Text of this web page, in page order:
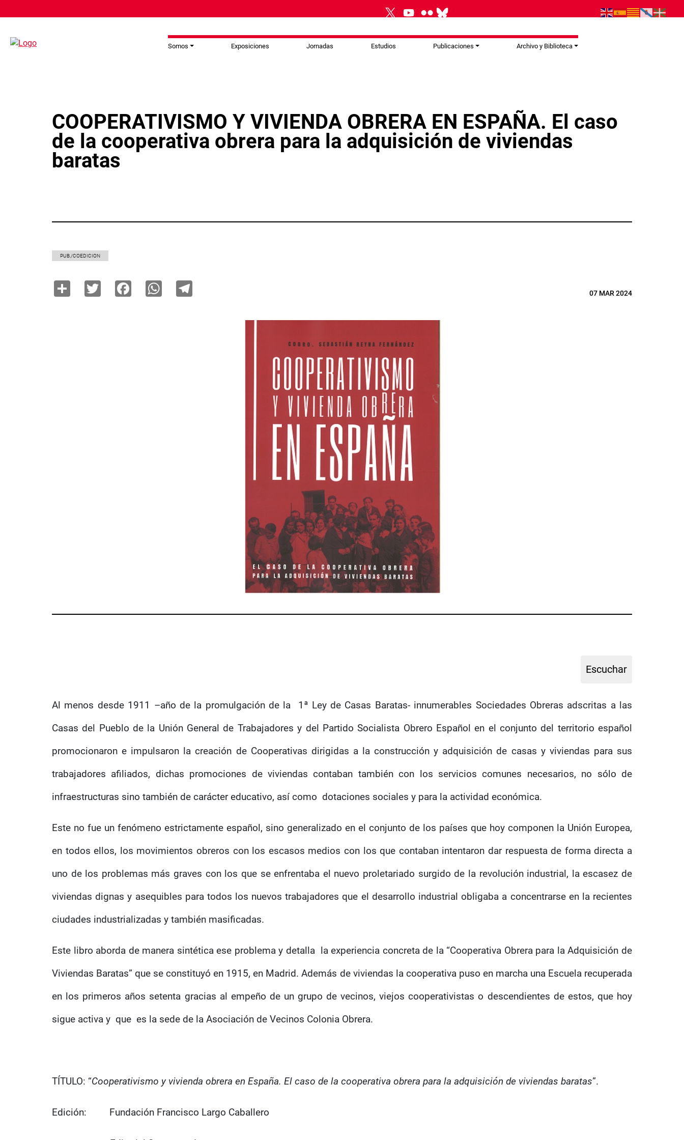
Somos Exposiciones Jornadas Estudios Publicaciones Archivo y Biblioteca
COOPERATIVISMO Y VIVIENDA OBRERA EN ESPAÑA. El caso
de la cooperativa obrera para la adquisición de viviendas
baratas
PUB./COEDICION
Share TwitterFacebookWhatsApp 07 MAR 2024
Al menos desde 1911 –año de la promulgación de la 1ª Ley de Casas Baratas- innumerables Sociedades Obreras adscritas a las
Casas del Pueblo de la Unión General de Trabajadores y del Partido Socialista Obrero Español en el conjunto del territorio español
promocionaron e impulsaron la creación de Cooperativas dirigidas a la construcción y adquisición de casas y viviendas para sus
trabajadores afiliados, dichas promociones de viviendas contaban también con los servicios comunes necesarios, no sólo de
infraestructuras sino también de carácter educativo, así como dotaciones sociales y para la actividad económica.
Este no fue un fenómeno estrictamente español, sino generalizado en el conjunto de los países que hoy componen la Unión Europea,
en todos ellos, los movimientos obreros con los escasos medios con los que contaban intentaron dar respuesta de forma directa a
uno de los problemas más graves con los que se enfrentaba el nuevo proletariado surgido de la revolución industrial, la escasez de
viviendas dignas y asequibles para todos los nuevos trabajadores que el desarrollo industrial obligaba a concentrarse en la recientes
ciudades industrializadas y también masificadas.
Este libro aborda de manera sintética ese problema y detalla la experiencia concreta de la “Cooperativa Obrera para la Adquisición de
Viviendas Baratas” que se constituyó en 1915, en Madrid. Además de viviendas la cooperativa puso en marcha una Escuela recuperada
en los primeros años setenta gracias al empeño de un grupo de vecinos, viejos cooperativistas o descendientes de estos, que hoy
sigue activa y que es la sede de la Asociación de Vecinos Colonia Obrera.
TÍTULO: “Cooperativismo y vivienda obrera en España. El caso de la cooperativa obrera para la adquisición de viviendas baratas”.
Edición: Fundación Francisco Largo Caballero